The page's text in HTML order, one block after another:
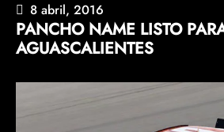
8 abril, 2016
PANCHO NAME LISTO
AGUASCALIENTES